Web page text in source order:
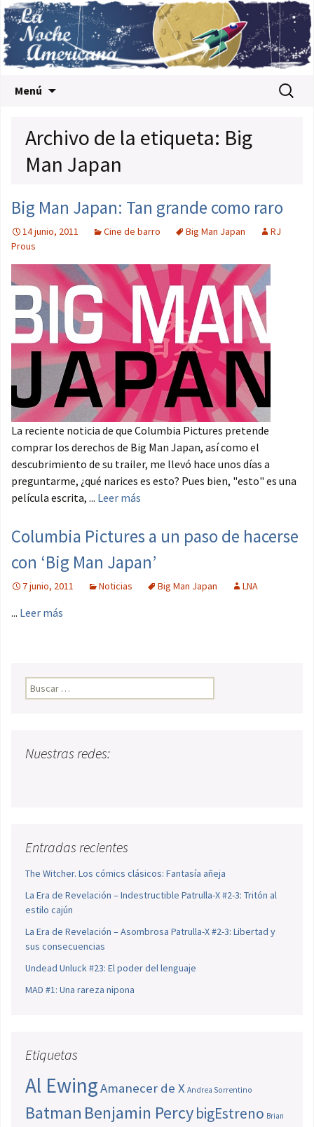
Menú Buscar:
Archivo de la etiqueta: Big
Man Japan
Big Man Japan: Tan grande como raro
14 junio, 2011 Cine de barro Big Man Japan
RJ
Prous
La reciente noticia de que Columbia Pictures pretende
comprar los derechos de Big Man Japan, así como el
descubrimiento de su trailer, me llevó hace unos días a
preguntarme, ¿qué narices es esto? Pues bien, "esto" es una
película escrita, ... Leer más
Columbia Pictures a un paso de hacerse
con ‘Big Man Japan’
7 junio, 2011 Noticias Big Man Japan LNA
... Leer más
Buscar:
Nuestras redes:
Entradas recientes
The Witcher. Los cómics clásicos: Fantasía añeja
La Era de Revelación – Indestructible Patrulla-X #2-3: Tritón al
estilo cajún
La Era de Revelación – Asombrosa Patrulla-X #2-3: Libertad y
sus consecuencias
Undead Unluck #23: El poder del lenguaje
MAD #1: Una rareza nipona
Etiquetas
Al EwingAmanecer de X Andrea Sorrentino
Batman Benjamin PercybigEstreno Brian